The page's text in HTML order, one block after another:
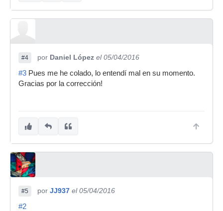
#4 por Daniel López el 05/04/2016
#3 Pues me he colado, lo entendí mal en su momento.
Gracias por la corrección!
#5 por JJ937 el 05/04/2016
#2